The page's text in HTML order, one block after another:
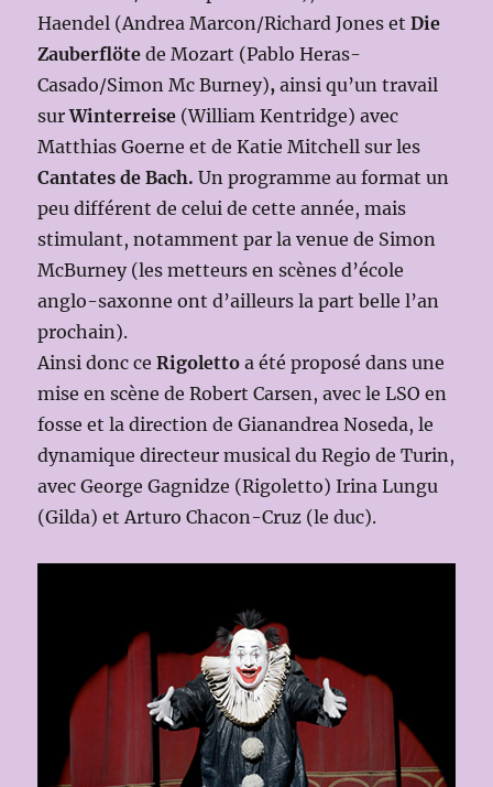
Haendel (Andrea Marcon/Richard Jones etDie
Zauberflötede Mozart (Pablo Heras-
Casado/Simon Mc Burney),ainsi qu’un travail
surWinterreise (William Kentridge) avec
Matthias Goerne et de Katie Mitchell sur les
Cantates de Bach.Un programme au format un
peu différent de celui de cette année, mais
stimulant, notamment par la venue de Simon
McBurney (les metteurs en scènes d’école
anglo-saxonne ont d’ailleurs la part belle l’an
prochain).
Ainsi donc ceRigoletto a été proposé dans une
mise en scène de Robert Carsen, avec le LSO en
fosse et la direction de Gianandrea Noseda, le
dynamique directeur musical du Regio de Turin,
avec George Gagnidze (Rigoletto) Irina Lungu
(Gilda) et Arturo Chacon-Cruz (le duc).